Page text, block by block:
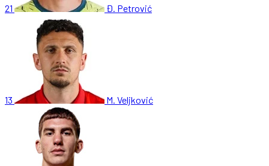
21 Đ. Petrović
13 M. Veljković